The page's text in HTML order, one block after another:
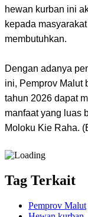
hewan kurban ini
kepada
membutuhkan.
​Dengan adanya
ini, Pemprov Malut
tahun 2026 dapat
manfaat yang luas
Moloku Kie Raha.
Tag Terkait
Pemprov Malut